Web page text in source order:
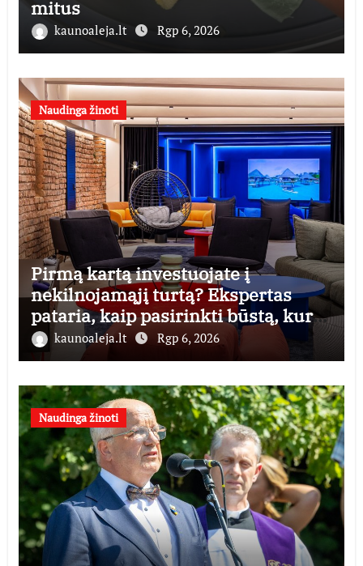
mitus
kaunoaleja.lt Rgp 6, 2026
Naudinga žinoti
Pirmą kartą investuojate į
nekilnojamąjį turtą? Ekspertas
pataria, kaip pasirinkti būstą, kuris
generuos grąžą
kaunoaleja.lt Rgp 6, 2026
Naudinga žinoti